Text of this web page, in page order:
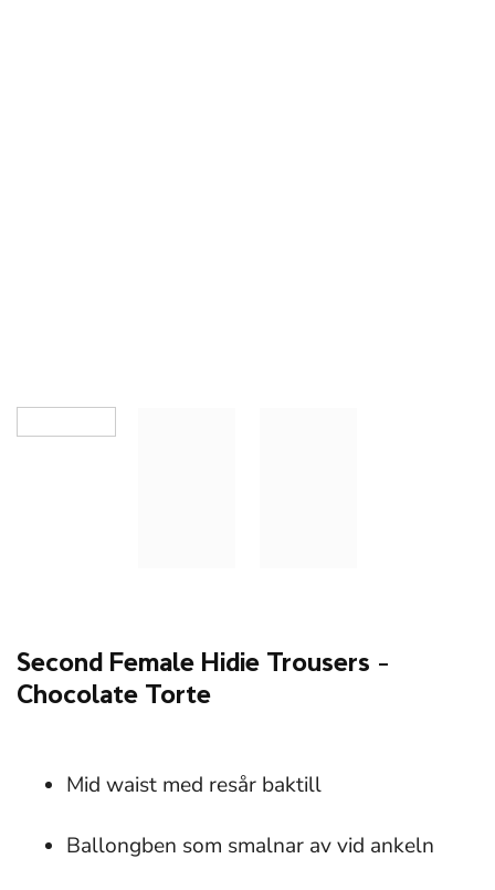
Second Female Hidie Trousers –
Chocolate Torte
Mid waist med resår baktill
Ballongben som smalnar av vid ankeln